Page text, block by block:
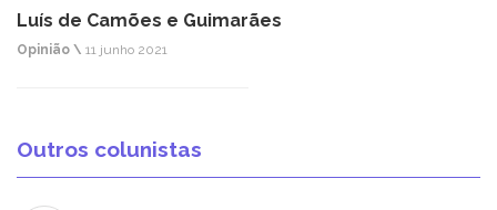
Luís de Camões e Guimarães
Opinião \ 11 junho 2021
Outros colunistas